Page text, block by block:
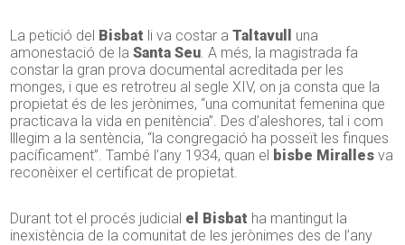
La petició del Bisbat li va costar aTaltavull
una
amonestació de laSanta Seu. A més, la magistrada fa
constar la gran prova documental acreditada per les
monges, i que es retrotreu al segle XIV, on ja consta que la
propietat és de les jerònimes, “una comunitat femenina que
practicava la vida en penitència”. Des d’aleshores, tal i com
lllegim a la sentència, “la congregació ha posseït les finques
pacíficament”. També l’any 1934, quan el bisbe Miralles va
reconèixer el certificat de propietat.
Durant tot el procés judicial el Bisbat ha mantingut la
inexistència de la comunitat de les jerònimes des de l’any